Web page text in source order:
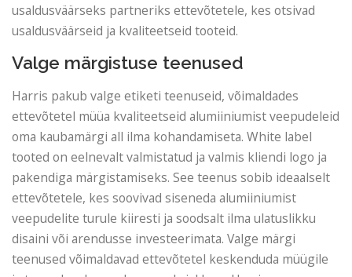
usaldusväärseks partneriks ettevõtetele, kes otsivad
usaldusväärseid ja kvaliteetseid tooteid.
Valge märgistuse teenused
Harris pakub valge etiketi teenuseid, võimaldades
ettevõtetel müüa kvaliteetseid alumiiniumist veepudeleid
oma kaubamärgi all ilma kohandamiseta. White label
tooted on eelnevalt valmistatud ja valmis kliendi logo ja
pakendiga märgistamiseks. See teenus sobib ideaalselt
ettevõtetele, kes soovivad siseneda alumiiniumist
veepudelite turule kiiresti ja soodsalt ilma ulatuslikku
disaini või arendusse investeerimata. Valge märgi
teenused võimaldavad ettevõtetel keskenduda müügile